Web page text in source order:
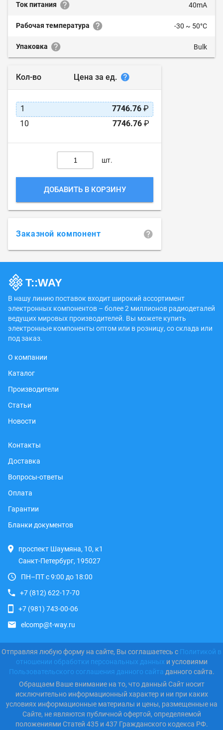
Ток питания 40mA
Рабочая температура -30 ~ 50°C
Упаковка Bulk
Кол-во Цена за ед.
1 7746.76 ₽
10
7746.76 ₽
шт.
ДОБАВИТЬ В КОРЗИНУ
Заказной компонент
В нашу линию поставок входит широкий ассортимент
электронных компонентов – более 2 миллионов радиодеталей
ведущих мировых производителей. Вы можете купить
электронные компоненты оптом или в розницу, со склада или
под заказ.
О компании
Каталог
Производители
Статьи
Новости
Контакты
Доставка
Вопросы-ответы
Оплата
Гарантии
Бланки документов
проспект Шаумяна, 10, к1
Санкт-Петербург, 195027
ПН–ПТ с 9:00 до 18:00
+7 (812) 622-17-70
+7 (981) 743-00-06
elcomp@t-way.ru
Отправляя любую форму на сайте, Вы соглашаетесь с Политикой в
отношении обработки персональных данных и условиями
Пользовательского соглашения данного сайта данного сайта.
Обращаем Ваше внимание на то, что данный Сайт носит
исключительно информационный характер и ни при каких
условиях информационные материалы и цены, размещенные на
Сайте, не являются публичной офертой, определяемой
положениями Статей 435 и 437 Гражданского кодекса РФ.